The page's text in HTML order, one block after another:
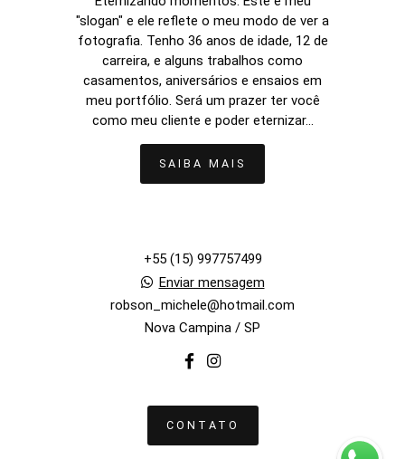
"slogan" e ele reflete o meu modo de ver a
fotografia. Tenho 36 anos de idade, 12 de
carreira, e alguns trabalhos como
casamentos, aniversários e ensaios em
meu portfólio. Será um prazer ter você
como meu cliente e poder eternizar...
SAIBA MAIS
+55 (15) 997757499
Enviar mensagem
robson_michele@hotmail.com
Nova Campina / SP
CONTATO